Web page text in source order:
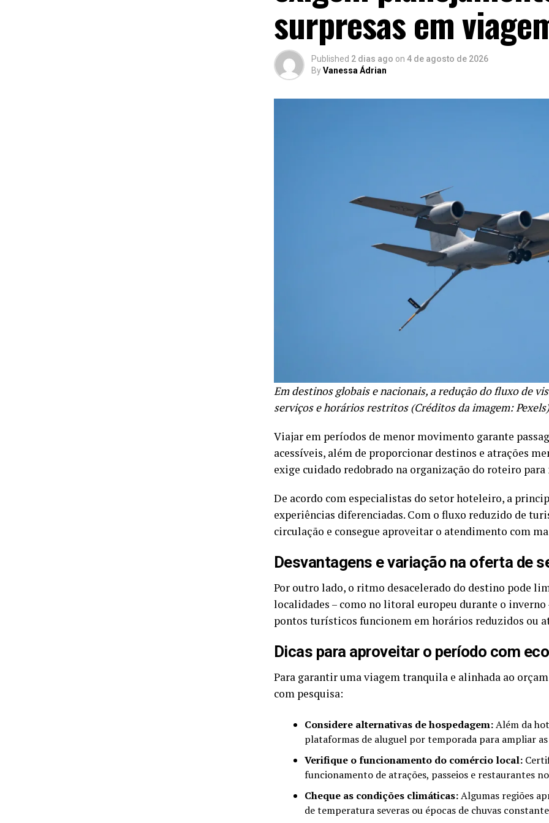
surpresas em
Published 2 dias ago on 4 de agosto de 2026
ByVanessa Ádrian
Em destinos globais e nacionais, a redução do fluxo de
serviços e horários restritos (Créditos da imagem: Pexels)
Viajar em períodos de menor movimento garante
acessíveis, além de proporcionar destinos e atrações
exige cuidado redobrado na organização do roteiro
De acordo com especialistas do setor hoteleiro, a
experiências diferenciadas. Com o fluxo reduzido de
circulação e consegue aproveitar o atendimento com
Desvantagens e variação na oferta de
Por outro lado, o ritmo desacelerado do destino pode
localidades – como no litoral europeu durante o inverno
pontos turísticos funcionem em horários reduzidos ou
Dicas para aproveitar o período com
Para garantir uma viagem tranquila e alinhada ao
com pesquisa:
Considere alternativas de hospedagem:Além da
plataformas de aluguel por temporada para ampliar
Verifique o funcionamento do comércio local:
funcionamento de atrações, passeios e restaurantes
Cheque as condições climáticas:Algumas regiões
de temperatura severas ou épocas de chuvas